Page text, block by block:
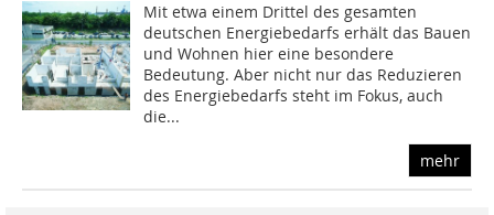
Mit etwa einem Drittel des gesamten
deutschen Energiebedarfs erhält das Bauen
und Wohnen hier eine besondere
Bedeutung. Aber nicht nur das Reduzieren
des Energiebedarfs steht im Fokus, auch
die...
mehr